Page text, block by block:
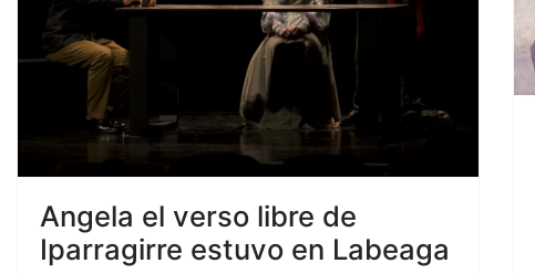
Angela el verso libre de
Iparragirre estuvo en Labeaga